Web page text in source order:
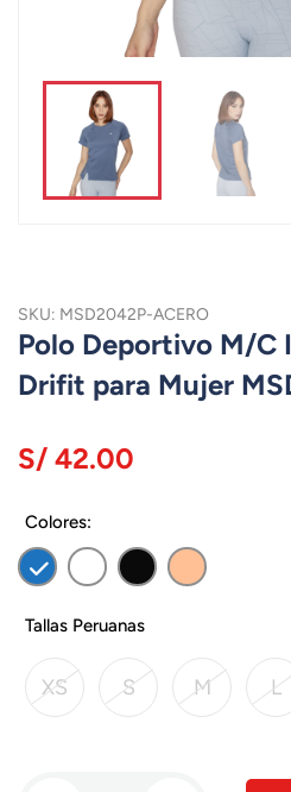
SKU: MSD2042P-ACERO
Polo Deportivo M/C
Drifit para Mujer
S/ 42.00
Colores:
Tallas Peruanas
XS S M L